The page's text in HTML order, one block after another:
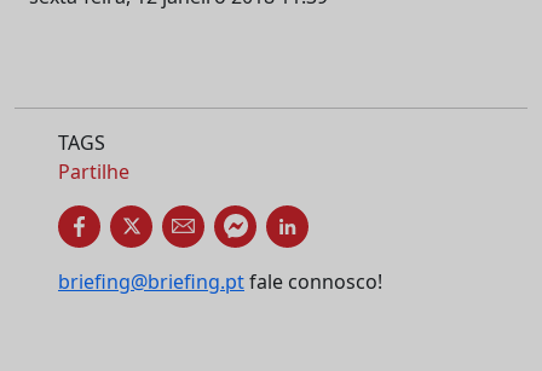
TAGS
Partilhe
briefing@briefing.ptfale connosco!